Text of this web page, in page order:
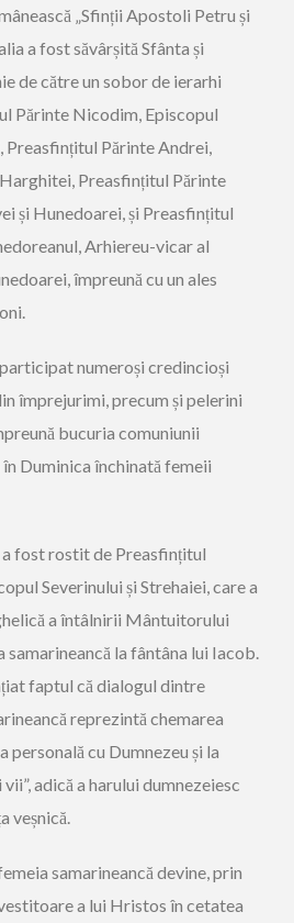
„Sfinții Apostoli Petru și
a fost săvârșită Sfânta și
de către un sobor de ierarhi
Părinte Nicodim, Episcopul
Preasfințitul Părinte Andrei,
Preasfințitul Părinte
și Hunedoarei, și Preasfințitul
Arhiereu-vicar al
împreună cu un ales
numeroși credincioși
împrejurimi, precum și pelerini
bucuria comuniunii
Duminica închinată femeii
a fost rostit de Preasfințitul
Severinului și Strehaiei, care a
a întâlnirii Mântuitorului
la fântâna lui Iacob.
faptul că dialogul dintre
reprezintă chemarea
personală cu Dumnezeu și la
adică a harului dumnezeiesc
veșnică.
samarineancă devine, prin
a lui Hristos în cetatea